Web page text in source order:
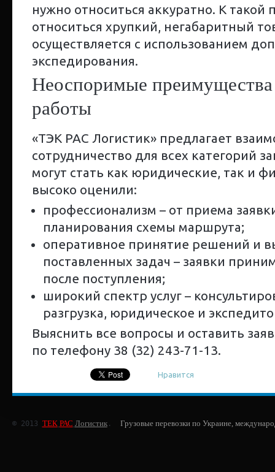
нужно относиться аккуратно. К
относиться хрупкий, негабаритный
осуществляется с использованием
экспедирования.
Неоспоримые преимущества
работы
«ТЭК РАС Логистик» предлагает
сотрудничество для всех категорий
могут стать как юридические, так и
высоко оценили:
профессионализм – от приема
планирования схемы маршрута;
оперативное принятие решений и
поставленных задач – заявки
после поступления;
широкий спектр услуг –
разгрузка, юридическое и
Выяснить все вопросы и оставить
по телефону 38 (32) 243-71-13.
Нравится
© 2013 ТЕК РАС Логистик. Грузовые перевозки по Украине,